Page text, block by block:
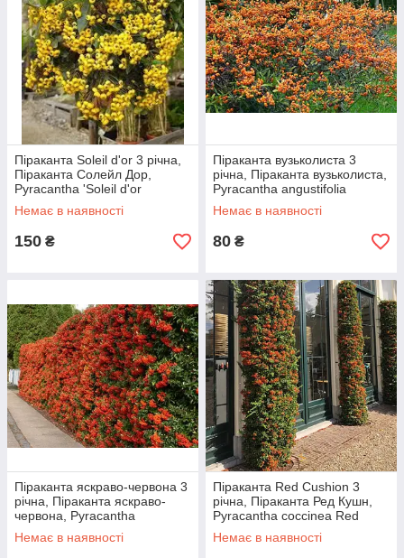
Піраканта Soleil d'or 3 річна,
Піраканта Солейл Дор,
Pyracantha 'Soleil d'or
Немає в наявності
150 ₴
Піраканта вузьколиста 3
річна, Піраканта вузьколиста,
Pyracantha angustifolia
Немає в наявності
80 ₴
Піраканта яскраво-червона 3
річна, Піраканта яскраво-
червона, Pyracantha
Pyracantha coccinea M. Roem
Немає в наявності
Піраканта Red Cushion 3
річна, Піраканта Ред Кушн,
Pyracantha coccinea Red
Cushion
Немає в наявності